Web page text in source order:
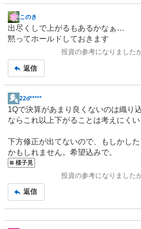
掲
示
板
このき
出尽くしで上がるもあるかなぁ…
黙ってホールドしておきます
投資の参考になりました
返信
掲
示
板
事
22d*****
1Qで決算があまり良くないのは織り
ならこれ以上下がることは考えにくい
下方修正が出てないので、もしかし
かもしれません。希望込みで。
様子見
投資の参考になりました
返信